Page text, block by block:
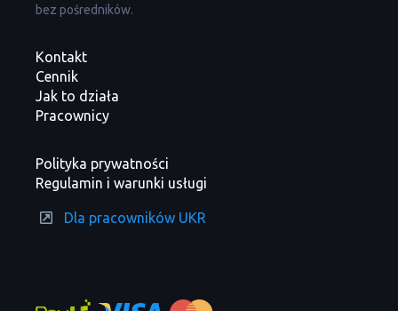
bez pośredników.
Kontakt
Cennik
Jak to działa
Pracownicy
Polityka prywatności
Regulamin i warunki usługi
Dla pracowników UKR